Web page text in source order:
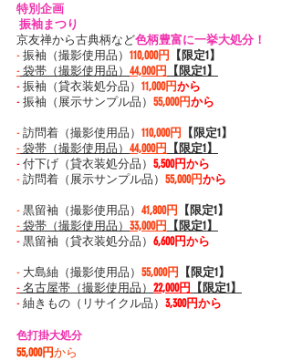
特別企画
振袖まつり
京友禅から古典柄など色柄豊富に一挙大処分！
- 振袖（撮影使用品） 110,000円 【限定1】
- 袋帯（撮影使用品） 44,000円 【限定1】
- 振袖（貸衣装処分品） 11,000円から
- 振袖（展示サンプル品） 55,000円から
- 訪問着（撮影使用品） 110,000円 【限定1】
- 袋帯（撮影使用品） 44,000円 【限定1】
- 付下げ（貸衣装処分品） 5,500円から
- 訪問着（展示サンプル品） 55,000円から
- 黒留袖（撮影使用品） 41,800円 【限定1】
- 袋帯（撮影使用品 ） 33,000円 【限定1】
- 黒留袖（貸衣装処分品） 6,600円から
- 大島紬（撮影使用品） 55,000円 【限定1】
- 名古屋帯（撮影使用品） 22,000円 【限定1】
- 紬きもの（リサイクル品） 3,300円から
色打掛大処分
55,000円から